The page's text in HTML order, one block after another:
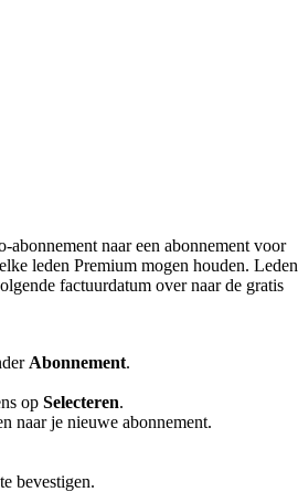
naar een abonnement voor
leden Premium mogen houden. Leden
factuurdatum over naar de gratis
Abonnement.
op Selecteren.
naar je nieuwe abonnement.
bevestigen.